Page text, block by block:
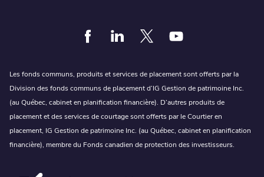
FacebookLinkedinTwitterYoutube
Les fonds communs, produits et services de placement sont offerts par la
Division des fonds communs de placement d’IG Gestion de patrimoine Inc.
(au Québec, cabinet en planification financière). D’autres produits de
placement et des services de courtage sont offerts par le Courtier en
placement, IG Gestion de patrimoine Inc. (au Québec, cabinet en planification
financière), membre du Fonds canadien de protection des investisseurs.